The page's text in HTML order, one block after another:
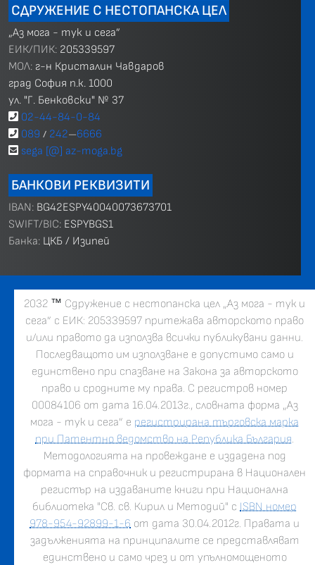
СДРУЖЕНИЕ С НЕСТОПАНСКА ЦЕЛ
„Аз мога - тук и сега”
ЕИК/ПИК: 205339597
МОЛ: г-н Кристалин Чавдаров
град София п.к. 1000
ул. "Г. Бенковски" № 37
02-44-84-0-84
089 / 242—6666
sega [@] az-moga.bg
БАНКОВИ РЕКВИЗИТИ
IBAN: BG42ESPY40040073673701
SWIFT/BIC: ESPYBGS1
Банка: ЦКБ / Изипей
2032 ™ Сдружение с нестопанска цел „Аз мога - тук и
сега” с ЕИК: 205339597 притежава авторското право
и/или правото да използва всички публикувани данни.
Последващото им използване е допустимо само и
единствено при спазване на Закона за авторското
право и сродните му права. С регистров номер
00084106 от дата 16.04.2013г., словната форма „Аз
мога - тук и сега” е регистрирана търговска марка
при Патентно ведомство на Република България.
Методологията на провеждане е издадена под
формата на справочник и регистрирана в Национален
регистър на издаваните книги при Национална
библиотека "Св. св. Кирил и Методий" с ISBN номер
978-954-92899-1-6 от дата 30.04.2012г. Правата и
задълженията на принципалите се представляват
единствено и само чрез и от упълномощеното